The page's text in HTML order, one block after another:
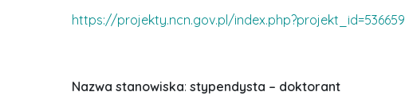
https://projekty.ncn.gov.pl/index.php?projekt_id=536659
Nazwa stanowiska: stypendysta – doktorant